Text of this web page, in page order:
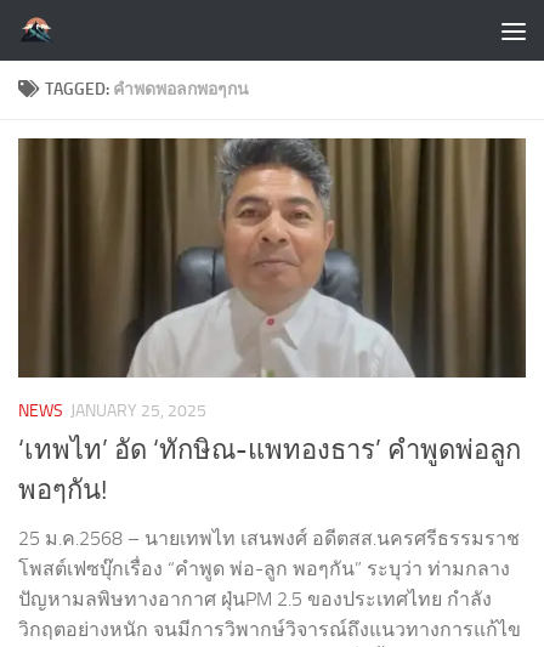
Skip to content
TAGGED: คำพดพอลกพอๆกน
NEWS JANUARY 25, 2025
‘เทพไท’ อัด ‘ทักษิณ-แพทองธาร’ คำพูดพ่อลูก
พอๆกัน!
25 ม.ค.2568 – นายเทพไท เสนพงศ์ อดีตสส.นครศรีธรรมราช
โพสต์เฟซบุ๊กเรื่อง “คำพูด พ่อ-ลูก พอๆกัน” ระบุว่า ท่ามกลาง
ปัญหามลพิษทางอากาศ ฝุ่นPM 2.5 ของประเทศไทย กำลัง
วิกฤตอย่างหนัก จนมีการวิพากษ์วิจารณ์ถึงแนวทางการแก้ไข